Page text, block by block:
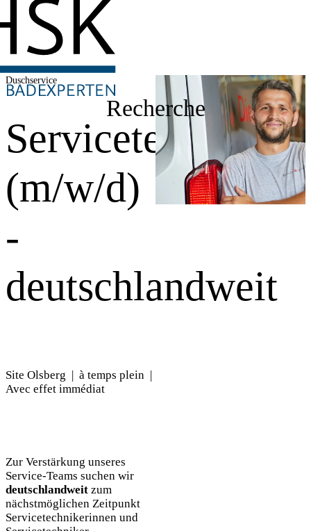
Recherche
Duschservice
Servicetechniker
(m/w/d)
-
deutschlandweit
Site Olsberg | à temps plein |
Avec effet immédiat
Zur Verstärkung unseres
Service-Teams suchen wir
deutschlandweit zum
nächstmöglichen Zeitpunkt
Servicetechnikerinnen und